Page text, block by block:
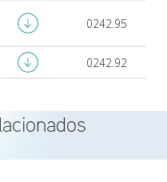
0242.95
0242.92